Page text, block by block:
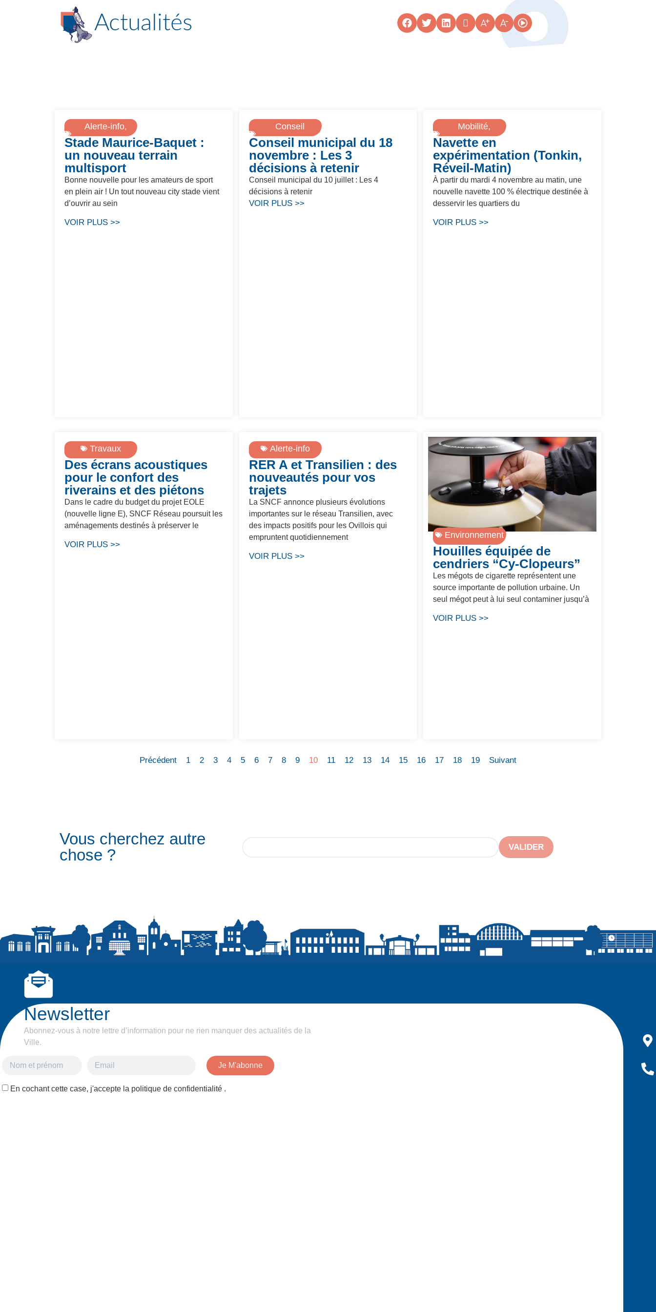
Actualités
Alerte-info,
Sports
Stade Maurice-Baquet :
un nouveau terrain
multisport
Bonne nouvelle pour les amateurs de sport
en plein air ! Un tout nouveau city stade vient
d’ouvrir au sein
VOIR PLUS >>
Conseil
municipal
Conseil municipal du 18
novembre : Les 3
décisions à retenir
Conseil municipal du 10 juillet : Les 4
décisions à retenir
VOIR PLUS >>
Mobilité,
Transports
Navette en
expérimentation (Tonkin,
Réveil-Matin)
À partir du mardi 4 novembre au matin, une
nouvelle navette 100 % électrique destinée à
desservir les quartiers du
VOIR PLUS >>
Travaux
Des écrans acoustiques
pour le confort des
riverains et des piétons
Dans le cadre du budget du projet EOLE
(nouvelle ligne E), SNCF Réseau poursuit les
aménagements destinés à préserver le
VOIR PLUS >>
Alerte-info
RER A et Transilien : des
nouveautés pour vos
trajets
La SNCF annonce plusieurs évolutions
importantes sur le réseau Transilien, avec
des impacts positifs pour les Ovillois qui
empruntent quotidiennement
VOIR PLUS >>
Environnement
Houilles équipée de
cendriers “Cy-Clopeurs”
Les mégots de cigarette représentent une
source importante de pollution urbaine. Un
seul mégot peut à lui seul contaminer jusqu’à
VOIR PLUS >>
Précédent 1 2 3 4 5 6 7 8 9 10 11 12 13 14 15 16 17 18 19 Suivant
Vous cherchez autre
chose ?
VALIDER
Newsletter
Abonnez-vous à notre lettre d’information pour ne rien manquer des actualités de la
Ville.
En cochant cette case, j'accepte la politique de confidentialité .
Je M'abonne